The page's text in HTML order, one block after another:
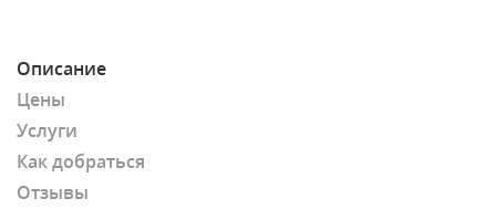
Описание
Цены
Услуги
Как добраться
Отзывы